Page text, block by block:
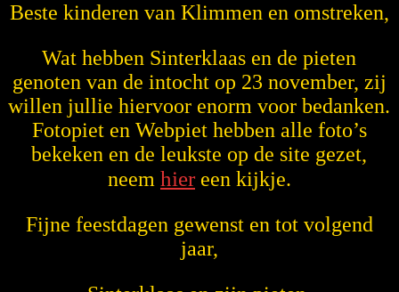
2024
Beste kinderen van Klimmen en omstreken,
Wat hebben Sinterklaas en de pieten
genoten van de intocht op 23 november, zij
willen jullie hiervoor enorm voor bedanken.
Fotopiet en Webpiet hebben alle foto’s
bekeken en de leukste op de site gezet,
neem hiereen kijkje.
Fijne feestdagen gewenst en tot volgend
jaar,